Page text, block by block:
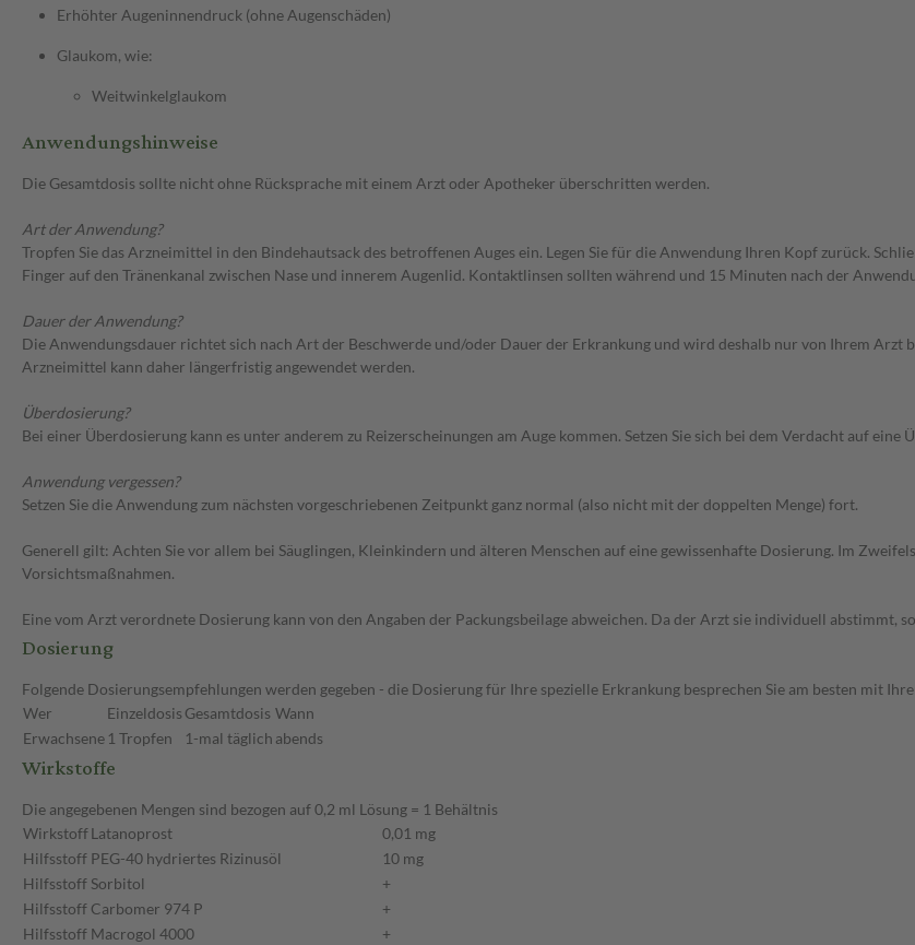
Erhöhter Augeninnendruck (ohne Augenschäden)
Glaukom, wie:
Weitwinkelglaukom
Anwendungshinweise
Die Gesamtdosis sollte nicht ohne Rücksprache mit einem Arzt oder Apotheker überschritten werden.
Art der Anwendung?
Tropfen Sie das Arzneimittel in den Bindehautsack des betroffenen Auges ein. Legen Sie für die Anwendung Ihren Kopf zurück.
Finger auf den Tränenkanal zwischen Nase und innerem Augenlid. Kontaktlinsen sollten während und 15 Minuten nach der
Dauer der Anwendung?
Die Anwendungsdauer richtet sich nach Art der Beschwerde und/oder Dauer der Erkrankung und wird deshalb nur von Ihrem
Arzneimittel kann daher längerfristig angewendet werden.
Überdosierung?
Bei einer Überdosierung kann es unter anderem zu Reizerscheinungen am Auge kommen. Setzen Sie sich bei dem Verdacht auf
Anwendung vergessen?
Setzen Sie die Anwendung zum nächsten vorgeschriebenen Zeitpunkt ganz normal (also nicht mit der doppelten Menge) fort.
Generell gilt: Achten Sie vor allem bei Säuglingen, Kleinkindern und älteren Menschen auf eine gewissenhafte Dosierung. Im
Vorsichtsmaßnahmen.
Eine vom Arzt verordnete Dosierung kann von den Angaben der Packungsbeilage abweichen. Da der Arzt sie individuell abstimmt,
Dosierung
Folgende Dosierungsempfehlungen werden gegeben - die Dosierung für Ihre spezielle Erkrankung besprechen Sie am besten mit
Wer
Einzeldosis Gesamtdosis Wann
Erwachsene 1 Tropfen 1-mal täglich abends
Wirkstoffe
Die angegebenen Mengen sind bezogen auf 0,2 ml Lösung = 1 Behältnis
WirkstoffLatanoprost
0,01 mg
Hilfsstoff PEG-40 hydriertes Rizinusöl
10 mg
Hilfsstoff Sorbitol
+
Hilfsstoff Carbomer 974 P
+
Hilfsstoff Macrogol 4000
+